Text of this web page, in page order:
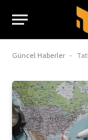
Güncel Haberler -